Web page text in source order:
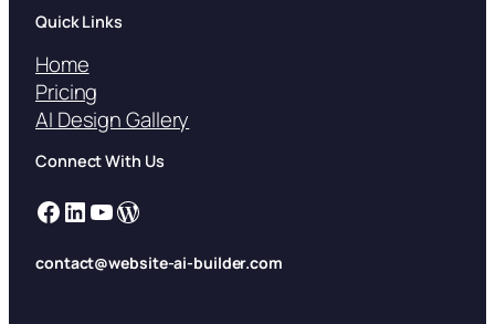
Quick Links
Home
Pricing
AI Design Gallery
Connect With Us
Facebook LinkedIn YouTube WordPress
contact@website-ai-builder.com